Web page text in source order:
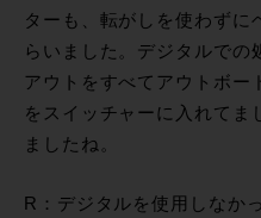
ターも、転がしを使わずに
らいました。デジタルでの
アウトをすべてアウトボー
をスイッチャーに入れてま
ましたね。
R：デジタルを使用しなか